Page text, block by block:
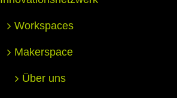
Workspaces
Makerspace
Über uns